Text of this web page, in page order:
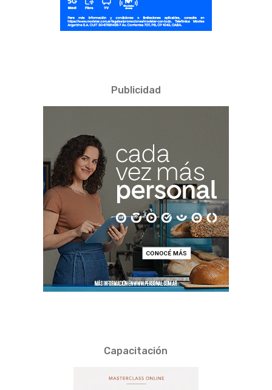
Publicidad
Capacitación